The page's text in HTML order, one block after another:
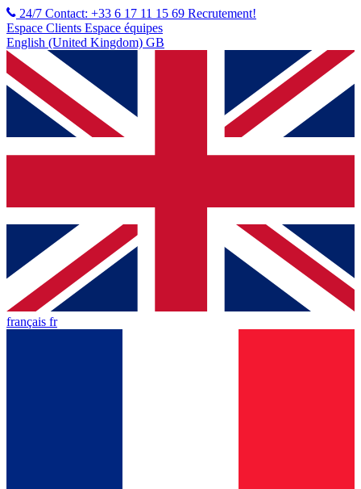
24/7 Contact: +33 6 17 11 15 69 Recrutement!
Espace Clients Espace équipes
English (United Kingdom) GB
français fr